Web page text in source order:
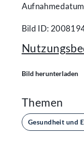
Bild ID:
Bild herunterladen
Themen
Gesundheit und